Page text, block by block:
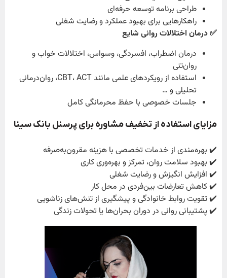
طراحی برنامه توسعه حرفه‌ای
راهکارهایی برای بهبود عملکرد و رضایت شغلی
✅ درمان اختلالات روانی شایع
درمان اضطراب، افسردگی، وسواس، اختلالات خواب و
روان‌تنی
استفاده از رویکردهای علمی مانند CBT، ACT، روان‌درمانی
تحلیلی و …
جلسات خصوصی با حفظ محرمانگی کامل
مزایای استفاده از تخفیف مشاوره برای پرسنل بانک سینا
✔️ بهره‌مندی از خدمات تخصصی با هزینه مقرون‌به‌صرفه
✔️ بهبود سلامت روان، تمرکز و بهره‌وری کاری
✔️ افزایش انگیزش و رضایت شغلی
✔️ کاهش تعارضات بین‌فردی در محل کار
✔️ تقویت روابط خانوادگی و پیشگیری از تنش‌های زناشویی
✔️ پشتیبانی روانی در دوران بحران‌ها یا تحولات زندگی